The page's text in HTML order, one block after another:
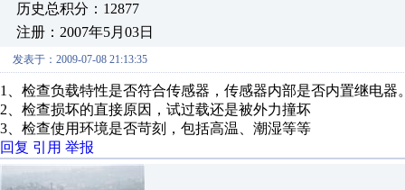
历史总积分：12877
注册：2007年5月03日
发表于：2009-07-08 21:13:35
1、检查负载特性是否符合传感器，传感器内部是否内置继电器
2、检查损坏的直接原因，试过载还是被外力撞坏
3、检查使用环境是否苛刻，包括高温、潮湿等等
回复 引用 举报